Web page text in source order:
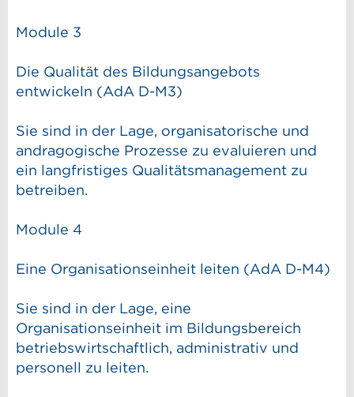
Module 3
Die Qualität des Bildungsangebots
entwickeln (AdA D-M3)
Sie sind in der Lage, organisatorische und
andragogische Prozesse zu evaluieren und
ein langfristiges Qualitätsmanagement zu
betreiben.
Module 4
Eine Organisationseinheit leiten (AdA D-M4)
Sie sind in der Lage, eine
Organisationseinheit im Bildungsbereich
betriebswirtschaftlich, administrativ und
personell zu leiten.